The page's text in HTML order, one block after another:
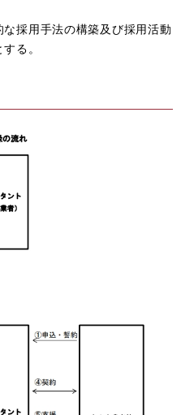
な採用手法の構築及び採用活動
る。